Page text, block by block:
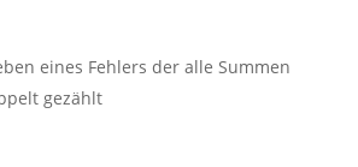
eines Fehlers der alle Summen
gezählt